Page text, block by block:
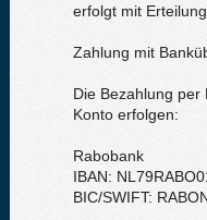
erfolgt mit
Zahlung mit
Die Bezahlung per
Konto erfolgen:
Rabobank
IBAN:
BIC/SWIFT: